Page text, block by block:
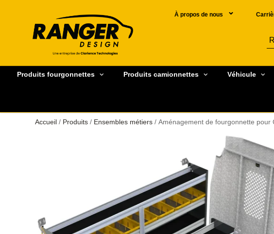
À propos de nous
Produits fourgonnettes Produits camionnettes Véhicule
Accueil / Produits / Ensembles métiers / Aménagement de fourgonnette pour